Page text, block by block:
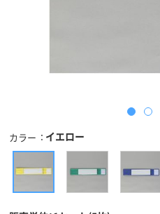
カラー イエロー